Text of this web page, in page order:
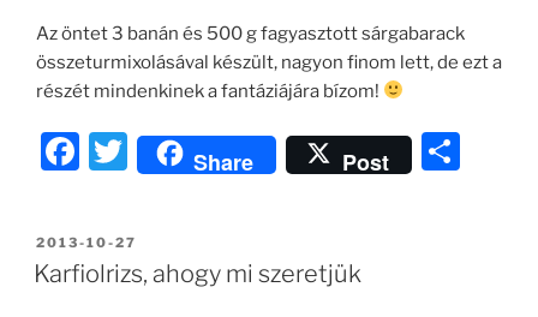
Az öntet 3 banán és 500 g fagyasztott sárgabarack
összeturmixolásával készült, nagyon finom lett, de ezt a
részét mindenkinek a fantáziájára bízom!
F
c
e
T
w
itt
er
Share Post
BEKÜLDVE:
2013-10-27
Karfiolrizs, ahogy mi szeretjük